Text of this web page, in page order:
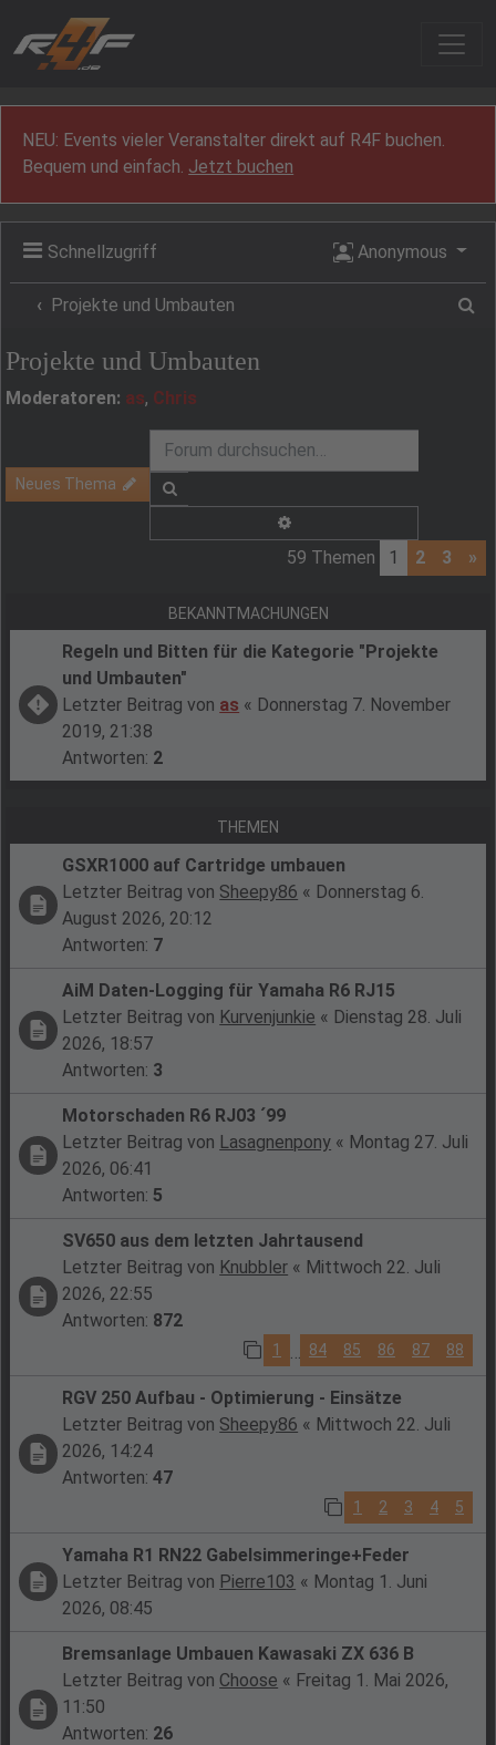
NEU: Events vieler Veranstalter direkt auf R4F buchen.
Bequem und einfach. Jetzt buchen
Schnellzugriff Anonymous
Projekte und Umbauten
Projekte und Umbauten
Moderatoren: as, Chris
Neues Thema
59 Themen 1 2 3 »
BEKANNTMACHUNGEN
Regeln und Bitten für die Kategorie "Projekte
und Umbauten"
Letzter Beitrag von as « Donnerstag 7. November
2019, 21:38
Antworten: 2
THEMEN
GSXR1000 auf Cartridge umbauen
Letzter Beitrag von Sheepy86 « Donnerstag 6.
August 2026, 20:12
Antworten: 7
AiM Daten-Logging für Yamaha R6 RJ15
Letzter Beitrag von Kurvenjunkie « Dienstag 28. Juli
2026, 18:57
Antworten: 3
Motorschaden R6 RJ03 ´99
Letzter Beitrag von Lasagnenpony « Montag 27. Juli
2026, 06:41
Antworten: 5
SV650 aus dem letzten Jahrtausend
Letzter Beitrag von Knubbler « Mittwoch 22. Juli
2026, 22:55
Antworten: 872
1 84 85 86 87 88
RGV 250 Aufbau - Optimierung - Einsätze
Letzter Beitrag von Sheepy86 « Mittwoch 22. Juli
2026, 14:24
Antworten:47
1 2 3 4 5
Yamaha R1 RN22 Gabelsimmeringe+Feder
Letzter Beitrag von Pierre103 « Montag 1. Juni
2026, 08:45
Bremsanlage Umbauen Kawasaki ZX 636 B
Letzter Beitrag von Choose « Freitag 1. Mai 2026,
11:50
Antworten: 26